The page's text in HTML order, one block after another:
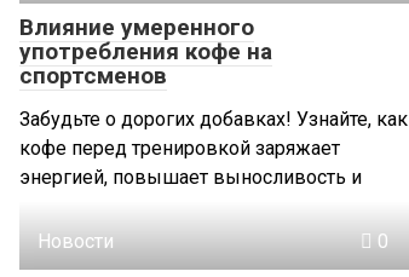
Влияние умеренного
употребления кофе на
спортсменов
Забудьте о дорогих добавках! Узнайте, как
кофе перед тренировкой заряжает
энергией, повышает выносливость и
Новости 0